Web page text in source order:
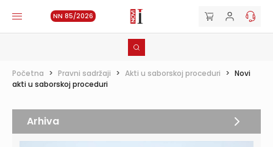
NN 85/2026
Početna > Pravni sadržaji > Akti u saborskoj proceduri > Novi
akti u saborskoj proceduri
Arhiva